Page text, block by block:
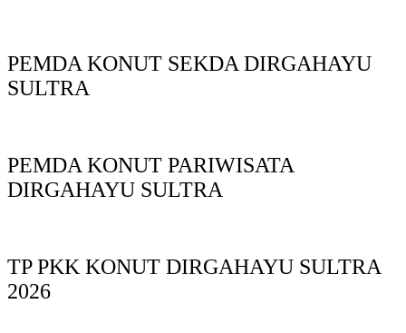
PEMDA KONUT SEKDA DIRGAHAYU
SULTRA
PEMDA KONUT PARIWISATA
DIRGAHAYU SULTRA
TP PKK KONUT DIRGAHAYU SULTRA
2026